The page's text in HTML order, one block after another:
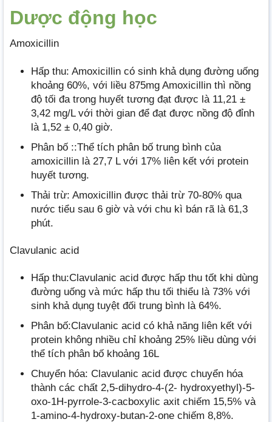
Dược động học
Amoxicillin
Hấp thu: Amoxicillin có sinh khả dụng đường uống
khoảng 60%, với liều 875mg Amoxicillin thì nồng
độ tối đa trong huyết tương đạt được là 11,21 ±
3,42 mg/L với thời gian để đạt được nồng độ đỉnh
là 1,52 ± 0,40 giờ.
Phân bố ::Thể tích phân bố trung bình của
amoxicillin là 27,7 L với 17% liên kết với protein
huyết tương.
Thải trừ: Amoxicillin được thải trừ 70-80% qua
nước tiểu sau 6 giờ và với chu kì bán rã là 61,3
phút.
Clavulanic acid
Hấp thu:Clavulanic acid được hấp thu tốt khi dùng
đường uống và mức hấp thu tối thiểu là 73% với
sinh khả dụng tuyệt đối trung bình là 64%.
Phân bố:Clavulanic acid có khả năng liên kết với
protein không nhiều chỉ khoảng 25% liều dùng với
thể tích phân bố khoảng 16L
Chuyển hóa: Clavulanic acid được chuyển hóa
thành các chất 2,5-dihydro-4-(2- hydroxyethyl)-5-
oxo-1H-pyrrole-3-cacboxylic axit chiếm 15,5% và
1-amino-4-hydroxy-butan-2-one chiếm 8,8%.